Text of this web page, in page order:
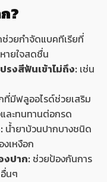
?
วยกำจัดแบคทีเรียที่
ายใจสดชื่น
รงสีฟันเข้าไม่ถึง: เช่น
ที่มีฟลูออไรด์ช่วยเสริม
ละทนทานต่อกรด
น้ำยาบ้วนปากบางชนิด
เหงือก
งปาก: ช่วยป้องกันการ
นๆ